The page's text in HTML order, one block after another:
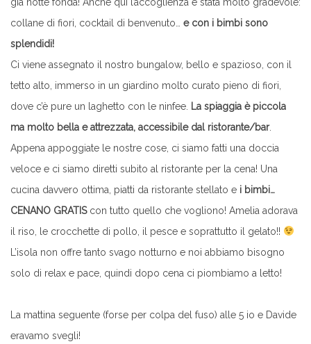
collane di fiori, cocktail di benvenuto… e con i bimbi sono
splendidi!
Ci viene assegnato il nostro bungalow, bello e spazioso, con il
tetto alto, immerso in un giardino molto curato pieno di fiori,
dove c’è pure un laghetto con le ninfee. La spiaggia è piccola
ma molto bella e attrezzata, accessibile dal ristorante/bar.
Appena appoggiate le nostre cose, ci siamo fatti una doccia
veloce e ci siamo diretti subito al ristorante per la cena! Una
cucina davvero ottima, piatti da ristorante stellato e i bimbi…
CENANO GRATIScon tutto quello che vogliono! Amelia adorava
il riso, le crocchette di pollo, il pesce e soprattutto il gelato!!
L’isola non offre tanto svago notturno e noi abbiamo bisogno
solo di relax e pace, quindi dopo cena ci piombiamo a letto!
La mattina seguente (forse per colpa del fuso) alle 5 io e Davide
eravamo svegli!